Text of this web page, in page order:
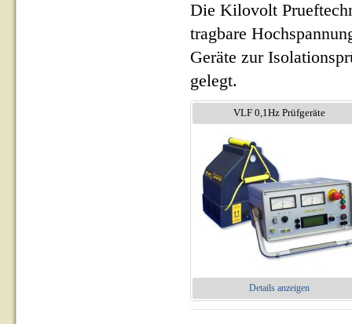
Die Kilovolt
tragbare
Geräte zur
gelegt.
VLF 0,1Hz Prüfgeräte
Details anzeigen